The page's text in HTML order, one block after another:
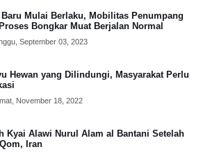
Baru Mulai Berlaku, Mobilitas Penumpang
Bongkar Muat Berjalan Normal
September 03, 2023
Hewan yang Dilindungi, Masyarakat Perlu
November 18, 2022
Kyai Alawi Nurul Alam al Bantani Setelah
Iran